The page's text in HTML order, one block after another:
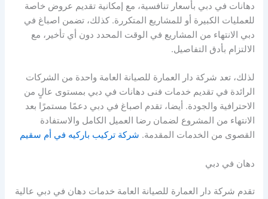
دهانات في دبي بأسعار تنافسية، مع إمكانية تقديم عروض خاصة
للعمليات الكبيرة أو للمشاريع المتكررة. كذلك، تضمن اصباغ في
دبي الانتهاء من المشاريع في الوقت المحدد دون أي تأخير، مع
الالتزام بأدق التفاصيل.
لذلك، تعد شركة دار العمارة للصيانة العامة واحدة من الشركات
الرائدة في تقديم خدمات فنى دهانات في دبي بمستوى عالٍ من
الاحترافية والجودة. أيضا، تقدم اصباغ في دبي دعمًا مستمرًا بعد
الانتهاء من المشروع لضمان رضا العميل الكامل والاستفادة
القصوى من الخدمات المقدمة. شركة تركيب باركيه في أم سقيم
دهان في دبي
تقدم شركة دار العمارة للصيانة العامة خدمات دهان في دبي عالية